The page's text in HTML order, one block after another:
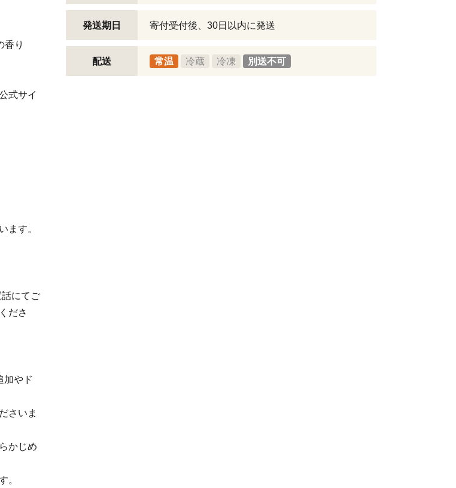
り
式サイ
ます。
にてご
ださ
加やド
さいま
かじめ
。
発送期日 寄付受付後、30日以内に発送
配送 常温 冷蔵 冷凍 別送不可